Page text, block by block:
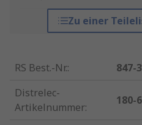
Zu einer
RS Best.-Nr.:
847-
Distrelec-
Artikelnummer:
180-